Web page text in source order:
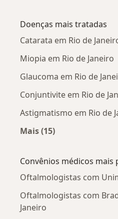
Doenças mais tratadas
Catarata em Rio de
Miopia em Rio de Janeiro
Glaucoma em Rio de
Conjuntivite em Rio de
Astigmatismo em Rio de
Mais (15)
Convênios médicos mais
Oftalmologistas com
Oftalmologistas com
Janeiro